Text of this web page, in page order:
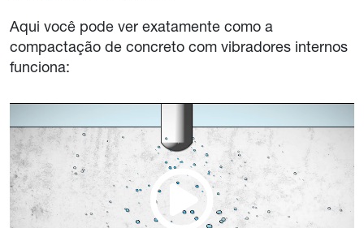
Aqui você pode ver exatamente como a
compactação de concreto com vibradores internos
funciona: